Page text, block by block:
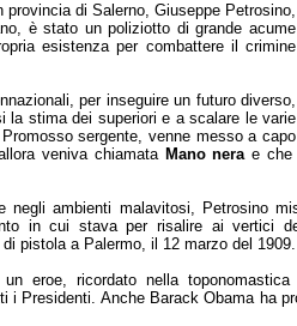
provincia di Salerno, Giuseppe Petrosino,
è stato un poliziotto di grande acume
esistenza per combattere il crimine
per inseguire un futuro diverso,
la stima dei superiori e a scalare le varie
sergente, venne messo a capo
veniva chiamata Mano nerae che
negli ambienti malavitosi, Petrosino
in cui stava per risalire ai vertici
pistola a Palermo, il 12 marzo del 1909.
eroe, ricordato nella
i Presidenti. Anche Barack Obama ha